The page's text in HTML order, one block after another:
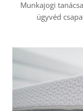
Munkajogi
ügyvéd